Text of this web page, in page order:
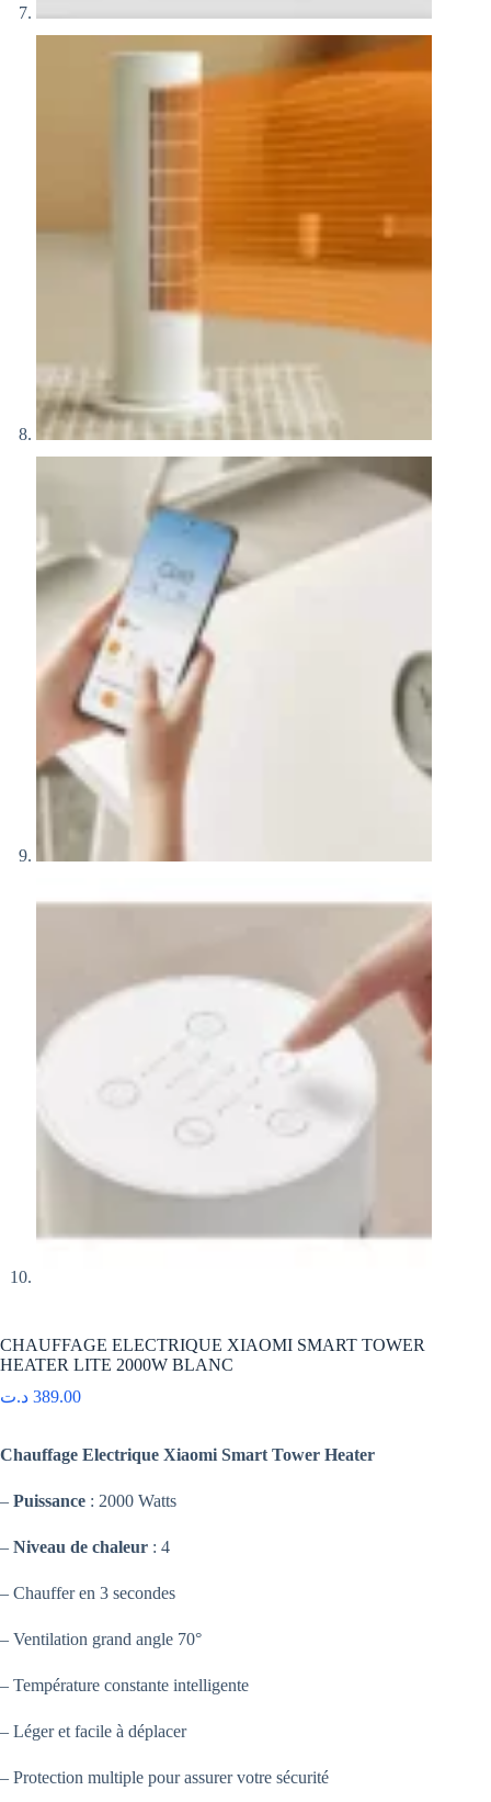
CHAUFFAGE ELECTRIQUE XIAOMI SMART TOWER
HEATER LITE 2000W BLANC
389.00 د.ت
Chauffage Electrique Xiaomi Smart Tower Heater
– Puissance : 2000 Watts
– Niveau de chaleur : 4
– Chauffer en 3 secondes
– Ventilation grand angle 70°
– Température constante intelligente
– Léger et facile à déplacer
– Protection multiple pour assurer votre sécurité